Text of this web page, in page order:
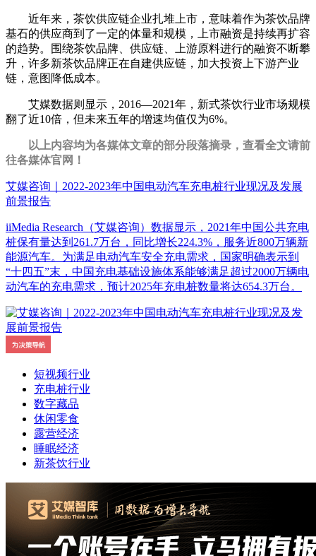
近年来，茶饮供应链企业扎堆上市，意味着作为茶饮品牌
基石的供应商到了一定的体量和规模，上市融资是持续再扩容
的趋势。围绕茶饮品牌、供应链、上游原料进行的融资不断攀
升，许多新茶饮品牌正在自建供应链，加大投资上下游产业
链，意图降低成本。
艾媒数据则显示，2016—2021年，新式茶饮行业市场规模
翻了近10倍，但未来五年的增速均值仅为6%。
以上内容均为各媒体文章的部分段落摘录，查看全文请前
往各媒体官网！
艾媒咨询｜2022-2023年中国电动汽车充电桩行业现况及发展
前景报告
iiMedia Research（艾媒咨询）数据显示，2021年中国公共充电
桩保有量达到261.7万台，同比增长224.3%，服务近800万辆新
能源汽车。为满足电动汽车安全充电需求，国家明确表示到
“十四五”末，中国充电基础设施体系能够满足超过2000万辆电
动汽车的充电需求，预计2025年充电桩数量将达654.3万台。
短视频行业
充电桩行业
数字藏品
休闲零食
露营经济
睡眠经济
新茶饮行业